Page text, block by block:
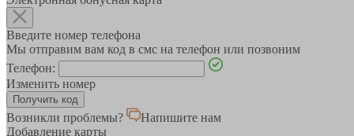
Введите номер телефона
Мы отправим вам код в смс на телефон или позвоним
Телефон:
Изменить номер
Возникли проблемы?
Напишите нам
Добавление карты